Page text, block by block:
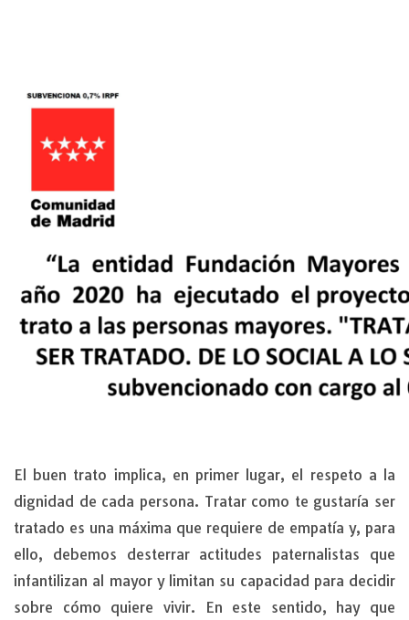
El buen trato implica, en primer lugar, el respeto a la
dignidad de cada persona. Tratar como te gustaría ser
tratado es una máxima que requiere de empatía y, para
ello, debemos desterrar actitudes paternalistas que
infantilizan al mayor y limitan su capacidad para decidir
sobre cómo quiere vivir. En este sentido, hay que